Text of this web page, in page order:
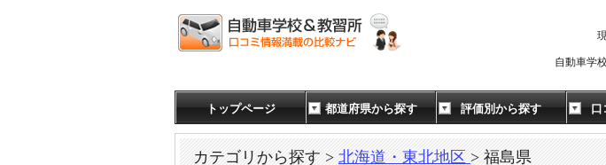
自動車学
トップページ 都道府県から探す 評価別から探す 口
カテゴリから探す > 北海道・東北地区 > 福島県